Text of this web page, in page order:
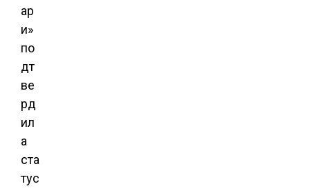
ар
и»
по
дт
ве
рд
ил
а
ста
тус